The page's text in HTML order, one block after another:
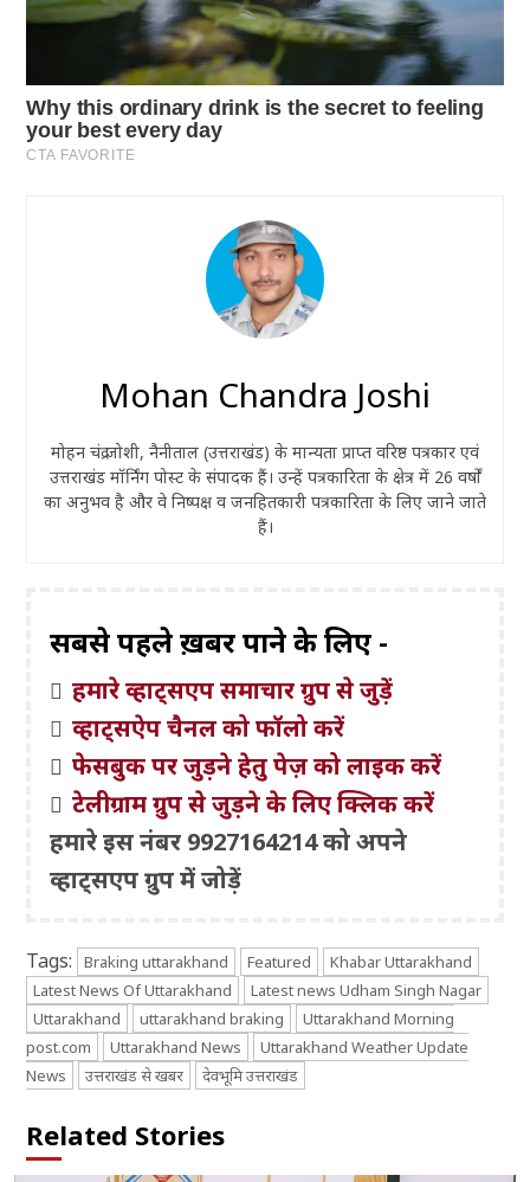
Mohan Chandra Joshi
मोहन चंद्र जोशी, नैनीताल (उत्तराखंड) के मान्यता प्राप्त वरिष्ठ पत्रकार एवं
उत्तराखंड मॉर्निंग पोस्ट के संपादक हैं। उन्हें पत्रकारिता के क्षेत्र में 26 वर्षों
का अनुभव है और वे निष्पक्ष व जनहितकारी पत्रकारिता के लिए जाने जाते
हैं।
सबसे पहले ख़बरें पाने के लिए -
हमारे व्हाट्सएप समाचार ग्रुप से जुड़ें
व्हाट्सऐप चैनल को फॉलो करें
फेसबुक पर जुड़ने हेतु पेज़ को लाइक करें
टेलीग्राम ग्रुप से जुड़ने के लिए क्लिक करें
हमारे इस नंबर 9927164214 को अपने
व्हाट्सएप ग्रुप में जोड़ें
Tags: Braking uttarakhand Featured
Khabar Uttarakhand
Latest News Of Uttarakhand
Latest news Udham Singh Nagar
Uttarakhand
uttarakhand braking
Uttarakhand Morning
post.com
Uttarakhand News
Uttarakhand Weather Update
News
उत्तराखंड से खबर देवभूमि उत्तराखंड
Related Stories